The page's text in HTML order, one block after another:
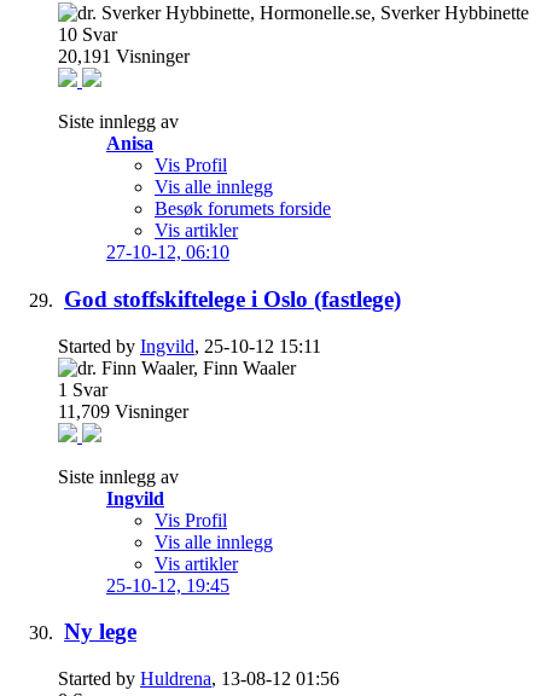
10 Svar
20,191 Visninger
Siste innlegg av
Anisa
Vis Profil
Vis alle innlegg
Besøk forumets forside
Vis artikler
27-10-12, 06:10
God stoffskiftelege i Oslo (fastlege)
Started by Ingvild, 25-10-12 15:11
1 Svar
11,709 Visninger
Siste innlegg av
Ingvild
Vis Profil
Vis alle innlegg
Vis artikler
25-10-12, 19:45
Ny lege
Started by Huldrena, 13-08-12 01:56